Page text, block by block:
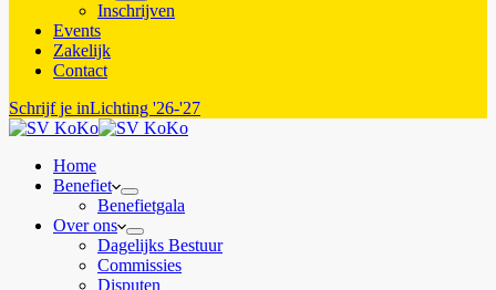
Inschrijven
Events
Zakelijk
Contact
Schrijf je inLichting '26-'27
Home
Benefiet
Benefietgala
Over ons
Dagelijks Bestuur
Commissies
Disputen